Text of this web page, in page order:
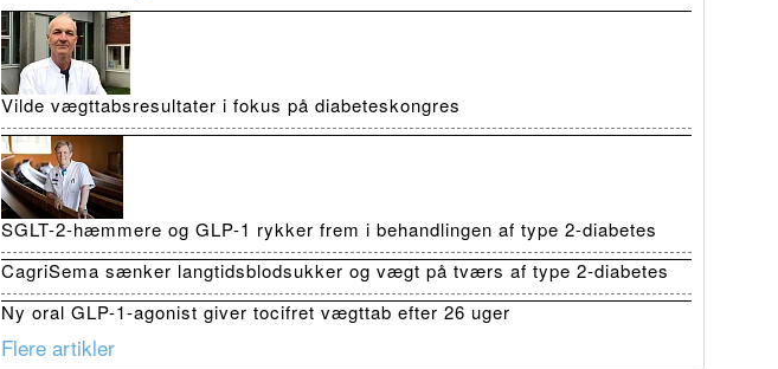
Vilde vægttabsresultater i fokus på diabeteskongres
SGLT-2-hæmmere og GLP-1 rykker frem i behandlingen af type 2-diabetes
CagriSema sænker langtidsblodsukker og vægt på tværs af type 2-diabetes
Ny oral GLP-1-agonist giver tocifret vægttab efter 26 uger
Flere artikler